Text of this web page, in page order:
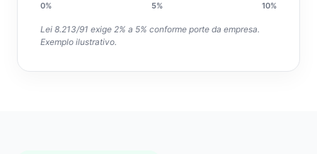
0% 5% 10%
Lei 8.213/91 exige 2% a 5% conforme porte da empresa.
Exemplo ilustrativo.